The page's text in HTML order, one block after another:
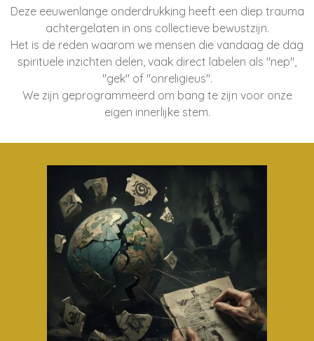
Deze eeuwenlange onderdrukking heeft een diep trauma
achtergelaten in ons collectieve bewustzijn.
Het is de reden waarom we mensen die vandaag de dag
spirituele inzichten delen, vaak direct labelen als "nep",
"gek" of "onreligieus".
We zijn geprogrammeerd om bang te zijn voor onze
eigen innerlijke stem.